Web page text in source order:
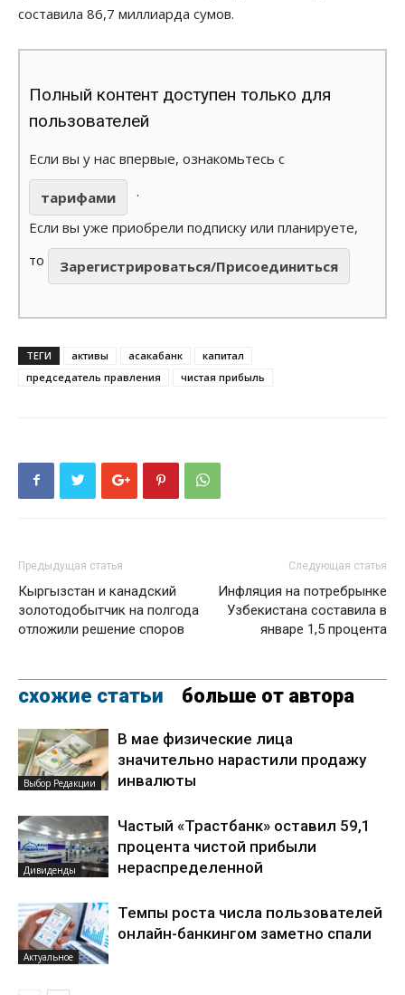
составила 86,7 миллиарда сумов.
Полный контент доступен только для
пользователей
Если вы у нас впервые, ознакомьтесь с
тарифами
.
Если вы уже приобрели подписку или планируете,
то
Зарегистрироваться/Присоединиться
ТЕГИ активы асакабанк
капитал
председатель правления
чистая прибыль
Предыдущая статья
Кыргызстан и канадский
золотодобытчик на полгода
отложили решение споров
Следующая статья
Инфляция на потребрынке
Узбекистана составила в
январе 1,5 процента
схожие статьи больше от автора
Выбор Редакции
В мае физические лица
значительно нарастили продажу
инвалюты
Дивиденды
Частый «Трастбанк» оставил 59,1
процента чистой прибыли
нераспределенной
Актуальное
Темпы роста числа пользователей
онлайн-банкингом заметно спали